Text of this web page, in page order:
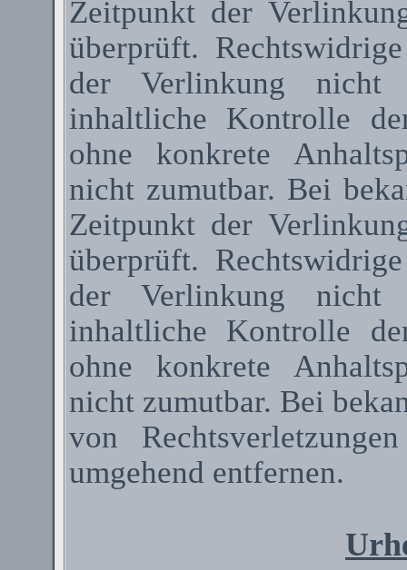
Zeitpunkt der
überprüft.
der Verlinkung nicht
inhaltliche Kontrolle
ohne konkrete
nicht zumutbar. Bei
Zeitpunkt der
überprüft.
der Verlinkung nicht
inhaltliche Kontrolle
ohne konkrete
nicht zumutbar. Bei
von
umgehend entfernen.